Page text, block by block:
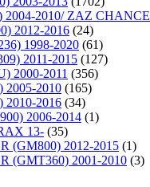
2010/ ZAZ CHANCE
2012-2016 (24)
1998-2020 (61)
2011-2015 (127)
2000-2011 (356)
2010 (165)
2016 (34)
2006-2014 (1)
13- (35)
(GM800) 2012-2015 (1)
(GMT360) 2001-2010 (3)